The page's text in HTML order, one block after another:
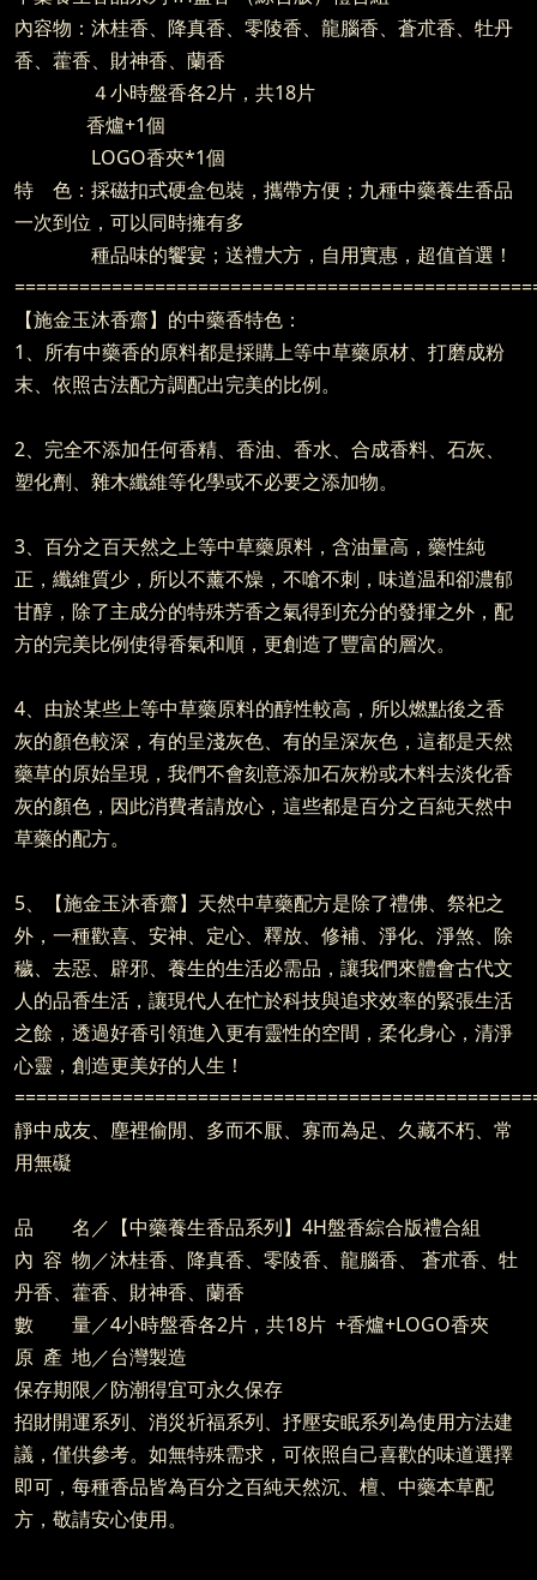
內容物：沐桂香、降真香、零陵香、龍腦香、蒼朮香、牡丹
香、藿香、財神香、蘭香
４小時盤香各2片，共18片
香爐+1個
LOGO香夾*1個
特 色：採磁扣式硬盒包裝，攜帶方便；九種中藥養生香品
一次到位，可以同時擁有多
種品味的饗宴；送禮大方，自用實惠，超值首選！
【施金玉沐香齋】的中藥香特色：
1、所有中藥香的原料都是採購上等中草藥原材、打磨成粉
末、依照古法配方調配出完美的比例。
2、完全不添加任何香精、香油、香水、合成香料、石灰、
塑化劑、雜木纖維等化學或不必要之添加物。
3、百分之百天然之上等中草藥原料，含油量高，藥性純
正，纖維質少，所以不薰不燥，不嗆不刺，味道温和卻濃郁
甘醇，除了主成分的特殊芳香之氣得到充分的發揮之外，配
方的完美比例使得香氣和順，更創造了豐富的層次。
4、由於某些上等中草藥原料的醇性較高，所以燃點後之香
灰的顏色較深，有的呈淺灰色、有的呈深灰色，這都是天然
藥草的原始呈現，我們不會刻意添加石灰粉或木料去淡化香
灰的顏色，因此消費者請放心，這些都是百分之百純天然中
草藥的配方。
5、【施金玉沐香齋】天然中草藥配方是除了禮佛、祭祀之
外，一種歡喜、安神、定心、釋放、修補、淨化、淨煞、除
穢、去惡、辟邪、養生的生活必需品，讓我們來體會古代文
人的品香生活，讓現代人在忙於科技與追求效率的緊張生活
之餘，透過好香引領進入更有靈性的空間，柔化身心，清淨
心靈，創造更美好的人生！
靜中成友、塵裡偷閒、多而不厭、寡而為足、久藏不朽、常
用無礙
品 名／【中藥養生香品系列】4H盤香綜合版禮合組
內 容 物／沐桂香、降真香、零陵香、龍腦香、 蒼朮香、牡
丹香、藿香、財神香、蘭香
數 量／4小時盤香各2片，共18片 +香爐+LOGO香夾
原 產 地／台灣製造
保存期限／防潮得宜可永久保存
招財開運系列、消災祈福系列、抒壓安眠系列為使用方法建
議，僅供參考。如無特殊需求，可依照自己喜歡的味道選擇
即可，每種香品皆為百分之百純天然沉、檀、中藥本草配
方，敬請安心使用。